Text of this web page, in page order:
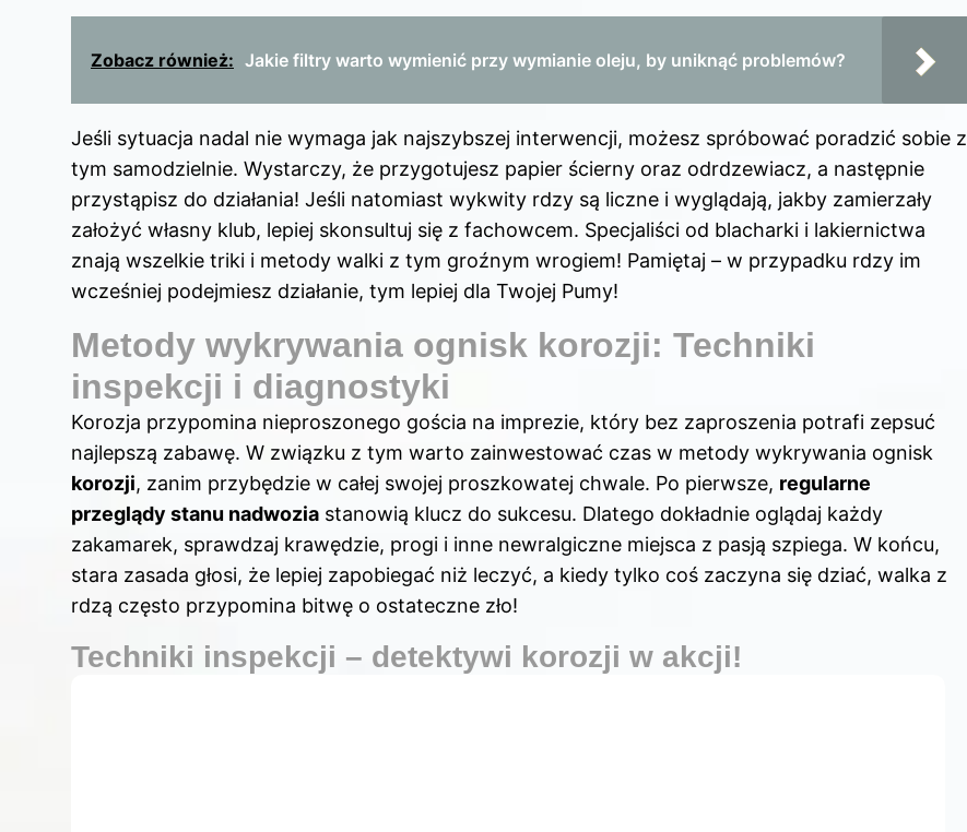
Zobacz również: Jakie filtry warto wymienić przy wymianie oleju, by uniknąć problemów?
Jeśli sytuacja nadal nie wymaga jak najszybszej interwencji, możesz spróbować poradzić sobie z
tym samodzielnie. Wystarczy, że przygotujesz papier ścierny oraz odrdzewiacz, a następnie
przystąpisz do działania! Jeśli natomiast wykwity rdzy są liczne i wyglądają, jakby zamierzały
założyć własny klub, lepiej skonsultuj się z fachowcem. Specjaliści od blacharki i lakiernictwa
znają wszelkie triki i metody walki z tym groźnym wrogiem! Pamiętaj – w przypadku rdzy im
wcześniej podejmiesz działanie, tym lepiej dla Twojej Pumy!
Metody wykrywania ognisk korozji: Techniki
inspekcji i diagnostyki
Korozja przypomina nieproszonego gościa na imprezie, który bez zaproszenia potrafi zepsuć
najlepszą zabawę. W związku z tym warto zainwestować czas w metody wykrywania ognisk
korozji, zanim przybędzie w całej swojej proszkowatej chwale. Po pierwsze, regularne
przeglądy stanu nadwozia stanowią klucz do sukcesu. Dlatego dokładnie oglądaj każdy
zakamarek, sprawdzaj krawędzie, progi i inne newralgiczne miejsca z pasją szpiega. W końcu,
stara zasada głosi, że lepiej zapobiegać niż leczyć, a kiedy tylko coś zaczyna się dziać, walka z
rdzą często przypomina bitwę o ostateczne zło!
Techniki inspekcji – detektywi korozji w akcji!